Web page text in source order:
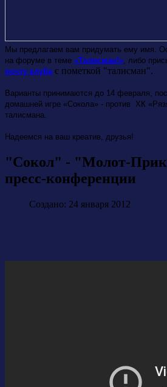
Мы предлагаем вам придумать ему имя.
на форуме в теме «Талисман!», либо
почту клуба с пометкой "талисман".
Варианты принимаются до 14 февраля,
домашней игре «Сокола» - против ХК
талисмана.
Надеемся на ваш креатив, друзья!
"Сокол" - "Молот-
пресс-конференции
Создано: 24 января 2012